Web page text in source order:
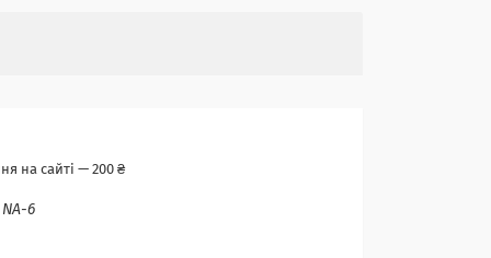
на сайті — 200 ₴
NA-6